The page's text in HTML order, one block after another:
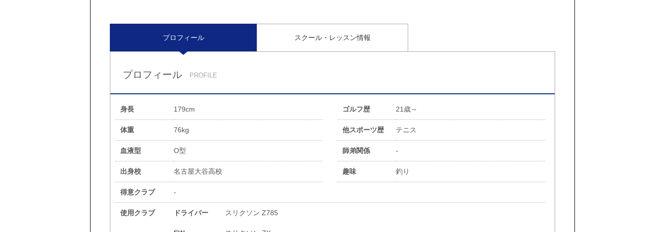
プロフィール スクール・レッスン情報
プロフィール PROFILE
身長 179cm
体重 76kg
血液型 O型
出身校 名古屋大谷高校
ゴルフ歴 21歳～
他スポーツ歴 テニス
師弟関係 -
趣味 釣り
得意クラブ -
使用クラブ ドライバー スリクソン Z785